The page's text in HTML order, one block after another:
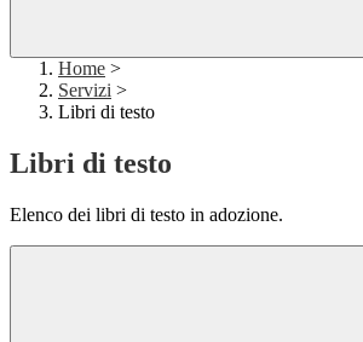
Home >
Servizi >
Libri di testo
Libri di testo
Elenco dei libri di testo in adozione.